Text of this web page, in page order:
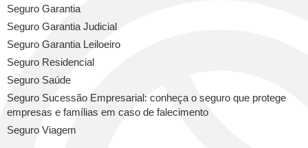
Seguro Garantia
Seguro Garantia Judicial
Seguro Garantia Leiloeiro
Seguro Residencial
Seguro Saúde
Seguro Sucessão Empresarial: conheça o seguro que protege
empresas e famílias em caso de falecimento
Seguro Viagem